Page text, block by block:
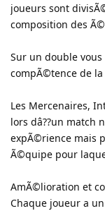
joueurs sont
composition des
Sur un double
compÃ©tence de
Les Mercenaires,
lors dâ??un match
expÃ©rience mais
Ã©quipe pour
AmÃ©lioration et
Chaque joueur a